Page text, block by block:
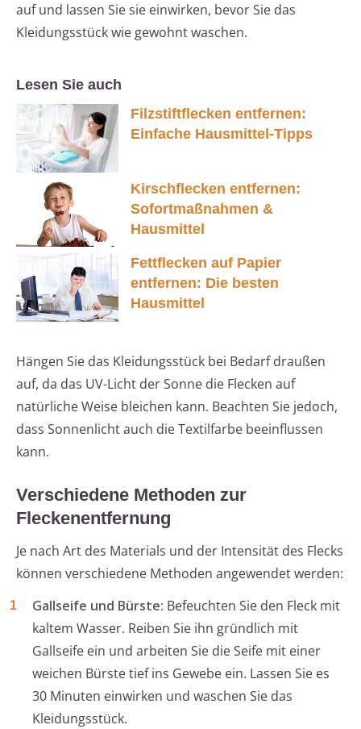
auf und lassen Sie sie einwirken, bevor Sie das
Kleidungsstück wie gewohnt waschen.
Lesen Sie auch
Filzstiftflecken entfernen:
Einfache Hausmittel-Tipps
Kirschflecken entfernen:
Sofortmaßnahmen &
Hausmittel
Fettflecken auf Papier
entfernen: Die besten
Hausmittel
Hängen Sie das Kleidungsstück bei Bedarf draußen
auf, da das UV-Licht der Sonne die Flecken auf
natürliche Weise bleichen kann. Beachten Sie jedoch,
dass Sonnenlicht auch die Textilfarbe beeinflussen
kann.
Verschiedene Methoden zur
Fleckenentfernung
Je nach Art des Materials und der Intensität des Flecks
können verschiedene Methoden angewendet werden:
Gallseife und Bürste: Befeuchten Sie den Fleck mit
kaltem Wasser. Reiben Sie ihn gründlich mit
Gallseife ein und arbeiten Sie die Seife mit einer
weichen Bürste tief ins Gewebe ein. Lassen Sie es
30 Minuten einwirken und waschen Sie das
Kleidungsstück.